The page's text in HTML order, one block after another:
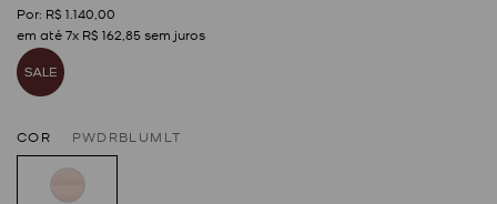
R$ 1 140 00
em até7x R$ 162 85sem juros
COR PWDRBLUMLT